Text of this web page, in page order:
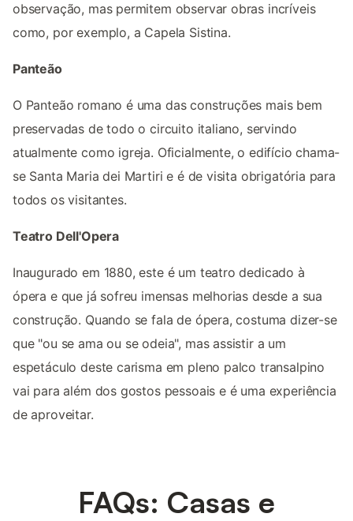
observação, mas permitem observar obras incríveis
como, por exemplo, a Capela Sistina.
Panteão
O Panteão romano é uma das construções mais bem
preservadas de todo o circuito italiano, servindo
atualmente como igreja. Oficialmente, o edifício chama-
se Santa Maria dei Martiri e é de visita obrigatória para
todos os visitantes.
Teatro Dell'Opera
Inaugurado em 1880, este é um teatro dedicado à
ópera e que já sofreu imensas melhorias desde a sua
construção. Quando se fala de ópera, costuma dizer-se
que "ou se ama ou se odeia", mas assistir a um
espetáculo deste carisma em pleno palco transalpino
vai para além dos gostos pessoais e é uma experiência
de aproveitar.
FAQs: Casas e